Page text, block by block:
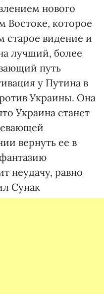
нового
Востоке, которое
старое видение и
лучший, более
путь
у Путина в
Украины. Она
Украина станет
вернуть ее в
неудачу, равно
Сунак